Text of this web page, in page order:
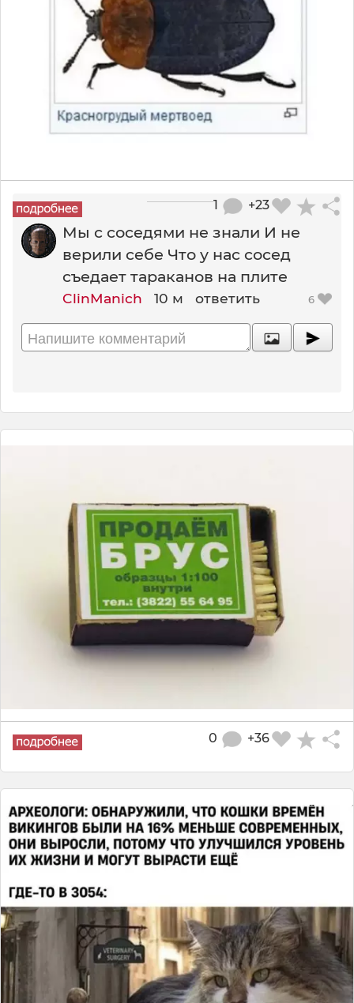
+23
1
Мы с соседями не знали И не
верили себе Что у нас сосед
съедает тараканов на плите
ClinManich 10 м ответить 6
+36
0